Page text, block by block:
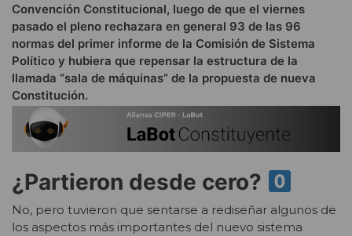
Convención Constitucional, luego de que el viernes
pasado el pleno rechazara en general 93 de las 96
normas del primer informe de la Comisión de Sistema
Político y hubiera que repensar la estructura de la
llamada “sala de máquinas” de la propuesta de nueva
Constitución.
¿Partieron desde cero?
No, pero tuvieron que sentarse a rediseñar algunos de
los aspectos más importantes del nuevo sistema